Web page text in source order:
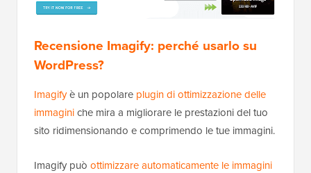
Recensione Imagify: perché usarlo su
WordPress?
Imagifyè un popolare plugin di ottimizzazione delle
immaginiche mira a migliorare le prestazioni del tuo
sito ridimensionando e comprimendo le tue immagini.
Imagify può ottimizzare automaticamente le immagini